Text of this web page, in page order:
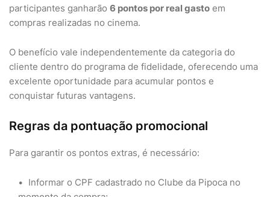
participantes ganharão 6 pontos por real gasto em
compras realizadas no cinema.
O benefício vale independentemente da categoria do
cliente dentro do programa de fidelidade, oferecendo uma
excelente oportunidade para acumular pontos e
conquistar futuras vantagens.
Regras da pontuação promocional
Para garantir os pontos extras, é necessário:
Informar o CPF cadastrado no Clube da Pipoca no